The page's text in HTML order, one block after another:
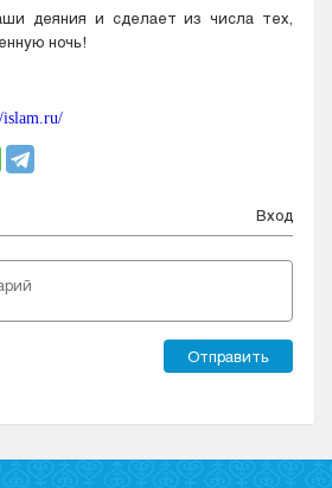
деяния и сделает из числа тех,
ночь!
islam.ru/
Вход
Отправить